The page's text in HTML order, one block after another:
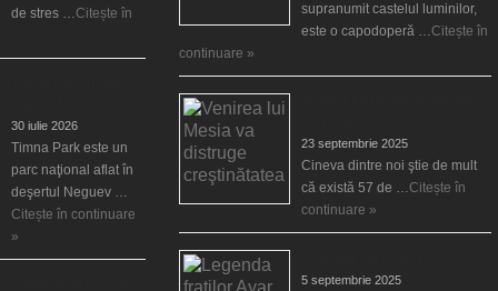
de stres …Citește în
30 iulie 2026
Timna Park este un
parc naţional aflat în
deşertul Neguev …
Citește în continuare
»
supranumit castelul luminilor,
este o capodoperă …Citește în
continuare »
23 septembrie 2025
Cineva dintre noi ştie de mult
că există 57 de …Citește în
continuare »
5 septembrie 2025